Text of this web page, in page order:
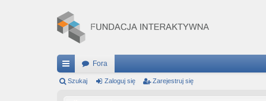
ię
Fora
Szukaj Zaloguj się Zarejestruj się